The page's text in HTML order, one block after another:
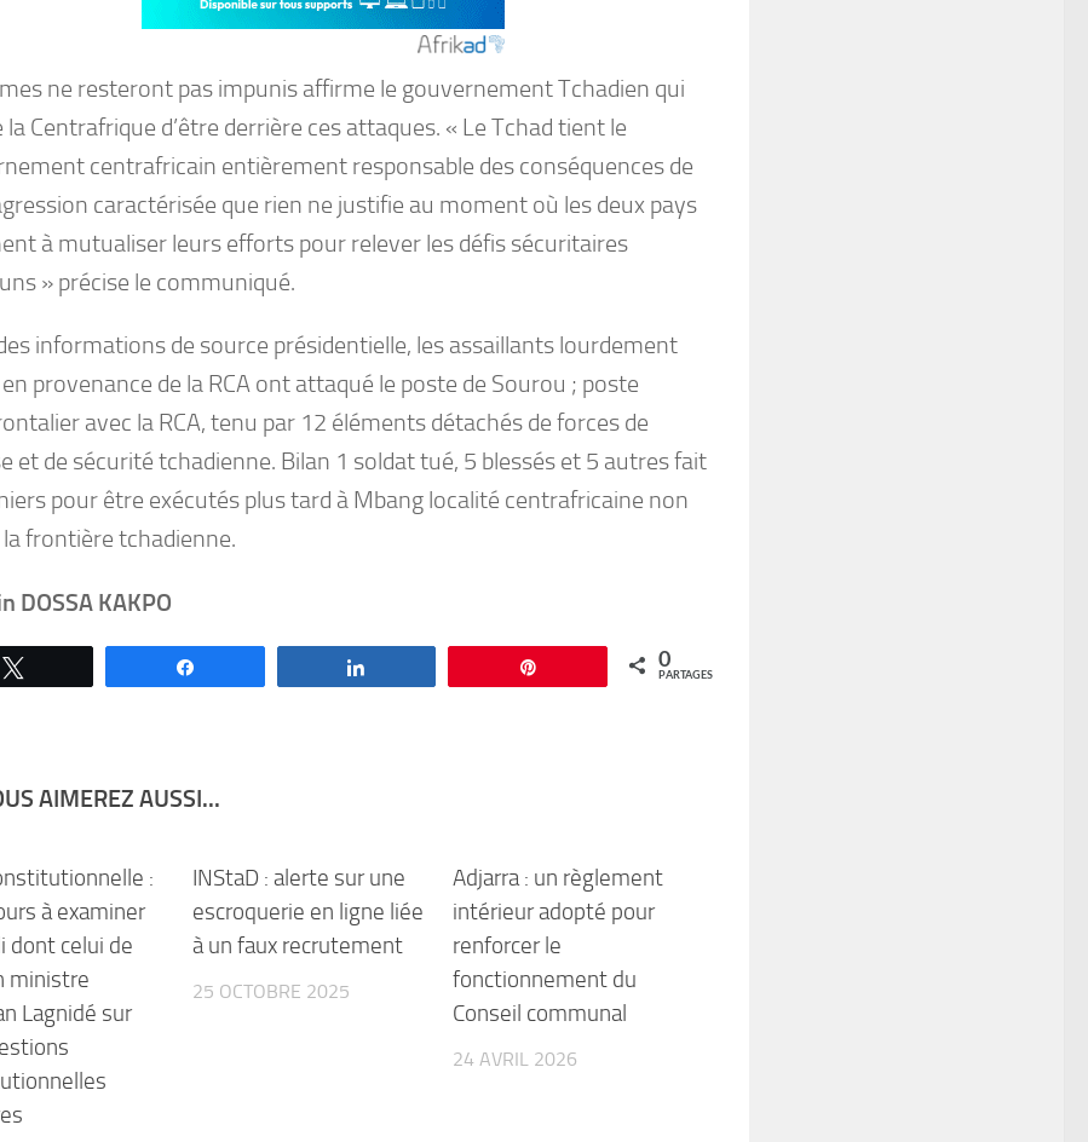
ne resteront pas impunis affirme le gouvernement Tchadien qui
la Centrafrique d’être derrière ces attaques. « Le Tchad tient le
centrafricain entièrement responsable des conséquences de
caractérisée que rien ne justifie au moment où les deux pays
à mutualiser leurs efforts pour relever les défis sécuritaires
» précise le communiqué.
informations de source présidentielle, les assaillants lourdement
provenance de la RCA ont attaqué le poste de Sourou ; poste
avec la RCA, tenu par 12 éléments détachés de forces de
et de sécurité tchadienne. Bilan 1 soldat tué, 5 blessés et 5 autres fait
pour être exécutés plus tard à Mbang localité centrafricaine non
la frontière tchadienne.
DOSSA KAKPO
0
PARTAGES
AIMEREZ AUSSI...
:
à examiner
dont celui de
ministre
Lagnidé sur
INStaD : alerte sur une
escroquerie en ligne liée
à un faux recrutement
25 OCTOBRE 2025
Adjarra : un règlement
intérieur adopté pour
renforcer le
fonctionnement du
Conseil communal
24 AVRIL 2026